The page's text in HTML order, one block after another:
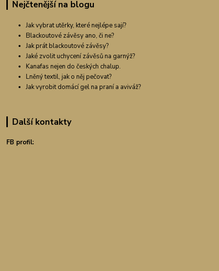
Nejčtenější na blogu
Jak vybrat utěrky, které nejlépe sají?
Blackoutové závěsy ano, či ne?
Jak prát blackoutové závěsy?
Jaké zvolit uchycení závěsů na garnýž?
Kanafas nejen do českých chalup.
Lněný textil, jak o něj pečovat?
Jak vyrobit domácí gel na praní a aviváž?
Další kontakty
FB profil: